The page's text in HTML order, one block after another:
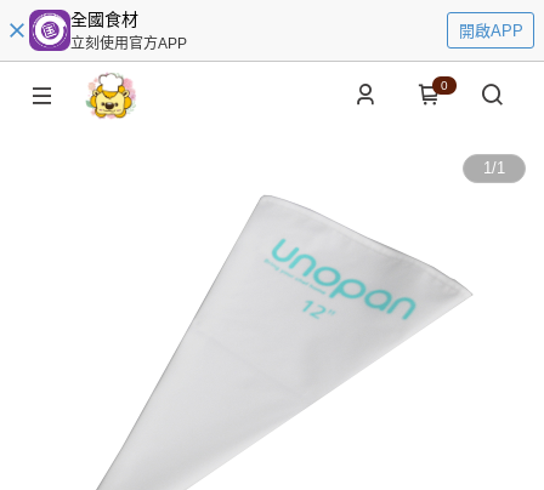
全國食材
立刻使用官方APP
開啟APP
0
1/1